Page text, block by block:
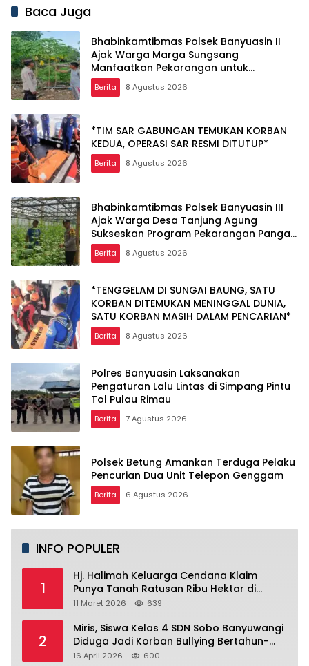
Baca Juga
Bhabinkamtibmas Polsek Banyuasin II
Ajak Warga Marga Sungsang
Manfaatkan Pekarangan untuk
Ketahanan Pangan
Berita 8 Agustus 2026
*TIM SAR GABUNGAN TEMUKAN KORBAN
KEDUA, OPERASI SAR RESMI DITUTUP*
Berita 8 Agustus 2026
Bhabinkamtibmas Polsek Banyuasin III
Ajak Warga Desa Tanjung Agung
Sukseskan Program Pekarangan Pangan
Bergizi
Berita 8 Agustus 2026
*TENGGELAM DI SUNGAI BAUNG, SATU
KORBAN DITEMUKAN MENINGGAL DUNIA,
SATU KORBAN MASIH DALAM PENCARIAN*
Berita 8 Agustus 2026
Polres Banyuasin Laksanakan
Pengaturan Lalu Lintas di Simpang Pintu
Tol Pulau Rimau
Berita 7 Agustus 2026
Polsek Betung Amankan Terduga Pelaku
Pencurian Dua Unit Telepon Genggam
Berita 6 Agustus 2026
INFO POPULER
1
Hj. Halimah Keluarga Cendana Klaim
Punya Tanah Ratusan Ribu Hektar di
Banyuwangi.
11 Maret 2026 639
2
Miris, Siswa Kelas 4 SDN Sobo Banyuwangi
Diduga Jadi Korban Bullying Bertahun-
tahun, Terjadi di Depan Masjid Perumahan
16 April 2026 600